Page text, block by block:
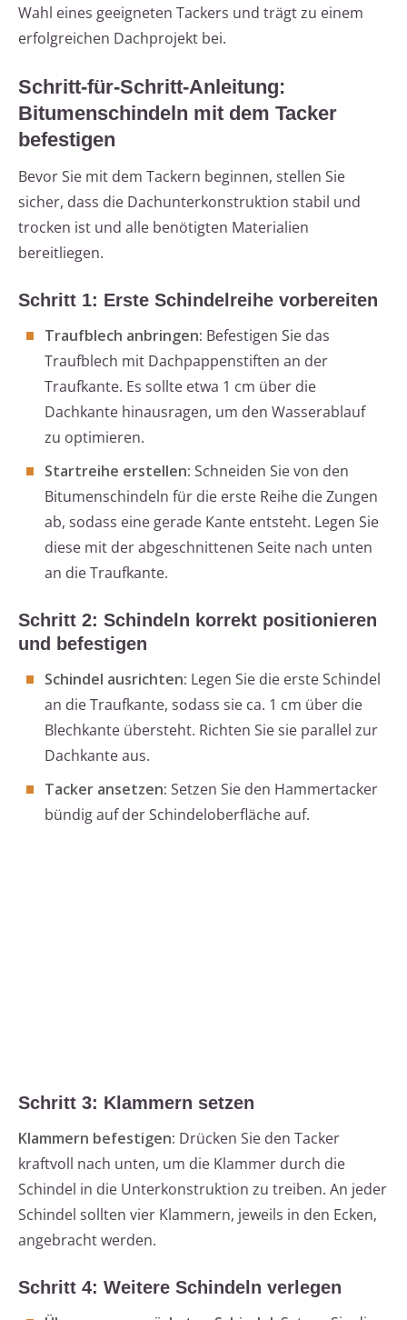
Wahl eines geeigneten Tackers und trägt zu einem
erfolgreichen Dachprojekt bei.
Schritt-für-Schritt-Anleitung:
Bitumenschindeln mit dem Tacker
befestigen
Bevor Sie mit dem Tackern beginnen, stellen Sie
sicher, dass die Dachunterkonstruktion stabil und
trocken ist und alle benötigten Materialien
bereitliegen.
Schritt 1: Erste Schindelreihe vorbereiten
Traufblech anbringen: Befestigen Sie das
Traufblech mit Dachpappenstiften an der
Traufkante. Es sollte etwa 1 cm über die
Dachkante hinausragen, um den Wasserablauf
zu optimieren.
Startreihe erstellen: Schneiden Sie von den
Bitumenschindeln für die erste Reihe die Zungen
ab, sodass eine gerade Kante entsteht. Legen Sie
diese mit der abgeschnittenen Seite nach unten
an die Traufkante.
Schritt 2: Schindeln korrekt positionieren
und befestigen
Schindel ausrichten: Legen Sie die erste Schindel
an die Traufkante, sodass sie ca. 1 cm über die
Blechkante übersteht. Richten Sie sie parallel zur
Dachkante aus.
Tacker ansetzen: Setzen Sie den Hammertacker
bündig auf der Schindeloberfläche auf.
Schritt 3: Klammern setzen
Klammern befestigen: Drücken Sie den Tacker
kraftvoll nach unten, um die Klammer durch die
Schindel in die Unterkonstruktion zu treiben. An jeder
Schindel sollten vier Klammern, jeweils in den Ecken,
angebracht werden.
Schritt 4: Weitere Schindeln verlegen